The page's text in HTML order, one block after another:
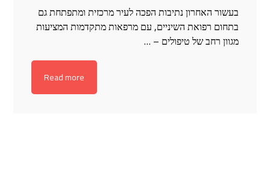
בעשור האחרון נתיבות הפכה לעיר מרכזית ומתפתחת גם
בתחום רפואת השיניים, עם מרפאות מתקדמות המציעות
מגוון רחב של טיפולים – …
Read more